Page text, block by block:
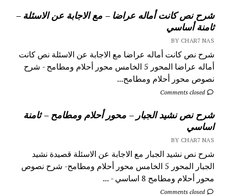
شرح نص كانت أماله عراضا – مع الاجابة عن الاسئلة –
ثامنة أساسي
BY CHAR7 NAS
شرح نص كانت أماله عراضا مع الاجابة عن الاسئلة نص كانت
أماله عراضا المحور 5 الخامس محور أحلام ومطامح - شرح
نصوص محور أحلام ومطامح...
Comments closed
شرح نص نشيد الجبار – محور أحلام ومطامح – ثامنة
اساسي
BY CHAR7 NAS
شرح نص نشيد الجبار مع الاجابة عن الاسئلة قصيدة نشيد
الجبار المحور 5 الخامس محور أحلام ومطامح- شرح نصوص
محور أحلام ومطامح 8 اساسي - ...
Comments closed